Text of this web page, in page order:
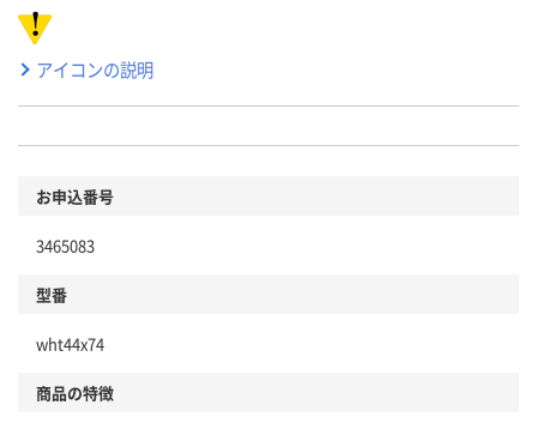
アイコンの説明
お申込番号
3465083
型番
wht44x74
商品の特徴